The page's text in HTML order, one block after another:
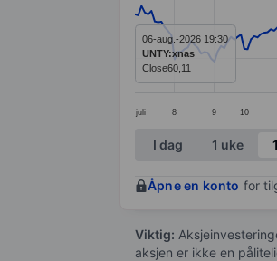
The chart has 1 Y
juli 8 9 10
06-aug.-2026 19:30
UNTY:xnas
Close60,11
End of interactive
I dag 1 uke
Åpne en konto for
Viktig:
aksjen er ikke en